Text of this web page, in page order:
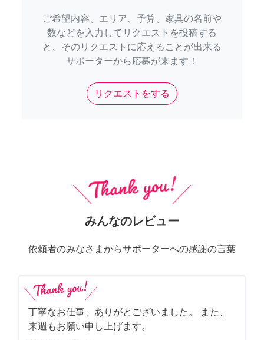
ご希望内容、エリア、予算、家具の名前や
数などを入力してリクエストを投稿する
と、そのリクエストに応えることが出来る
サポーターから応募が来ます！
リクエストをする
みんなのレビュー
依頼者のみなさまからサポーターへの感謝の言葉
丁寧なお仕事、ありがとございました。 また、
来週もお願い申し上げます。